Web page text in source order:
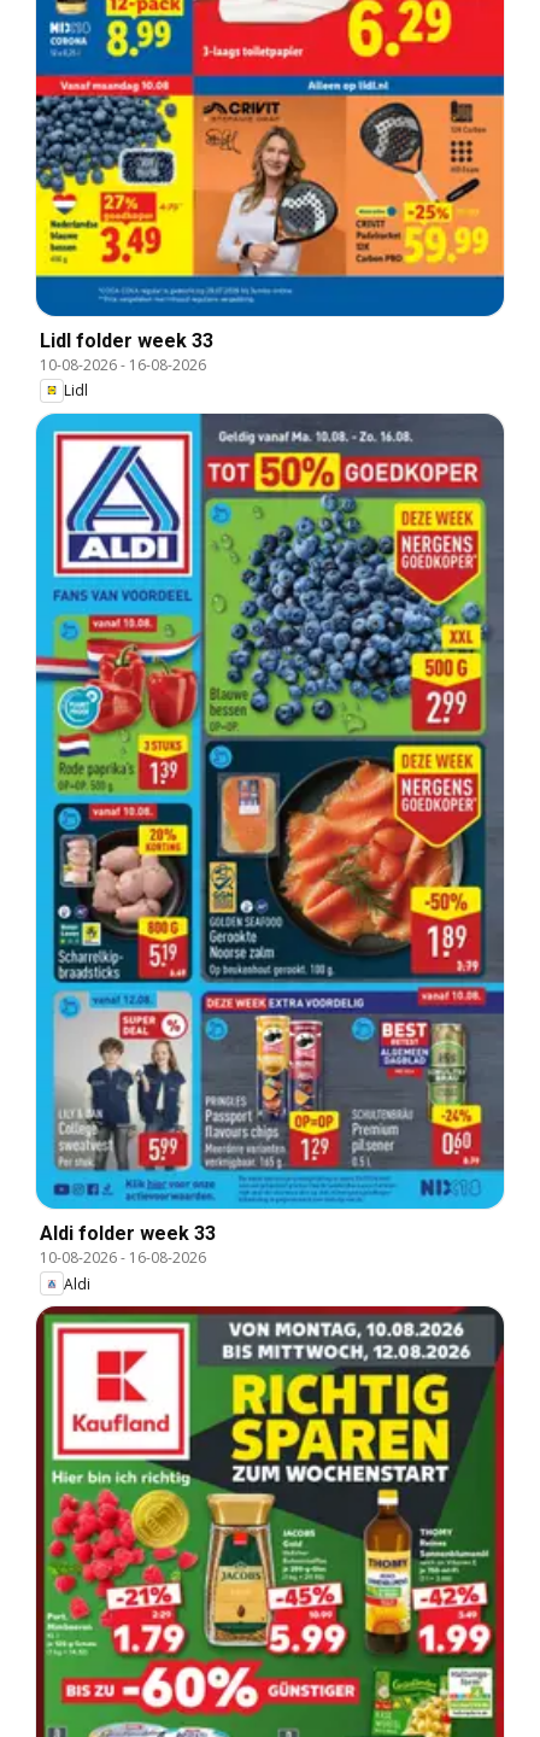
Lidl folder week 33
10-08-2026- 16-08-2026
Lidl
Aldi folder week 33
10-08-2026- 16-08-2026
Aldi